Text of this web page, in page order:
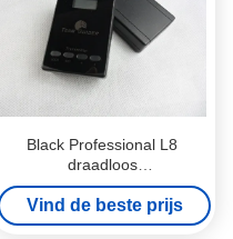
Black Professional L8
draadloos
rondleidingssysteem met
zender en ontvanger
Vind de beste prijs